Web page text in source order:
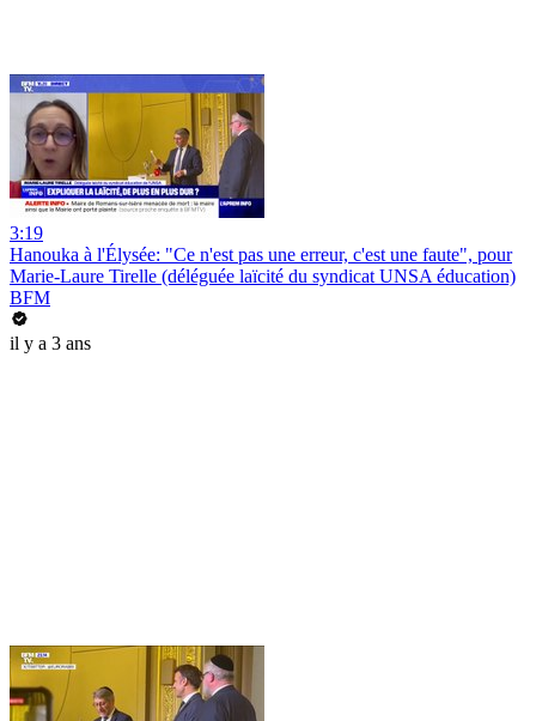
3:19
Hanouka à l'Élysée: "Ce n'est pas une erreur, c'est une faute", pour
Marie-Laure Tirelle (déléguée laïcité du syndicat UNSA éducation)
BFM
il y a 3 ans